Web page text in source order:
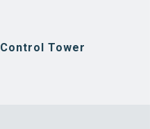
Control Tower